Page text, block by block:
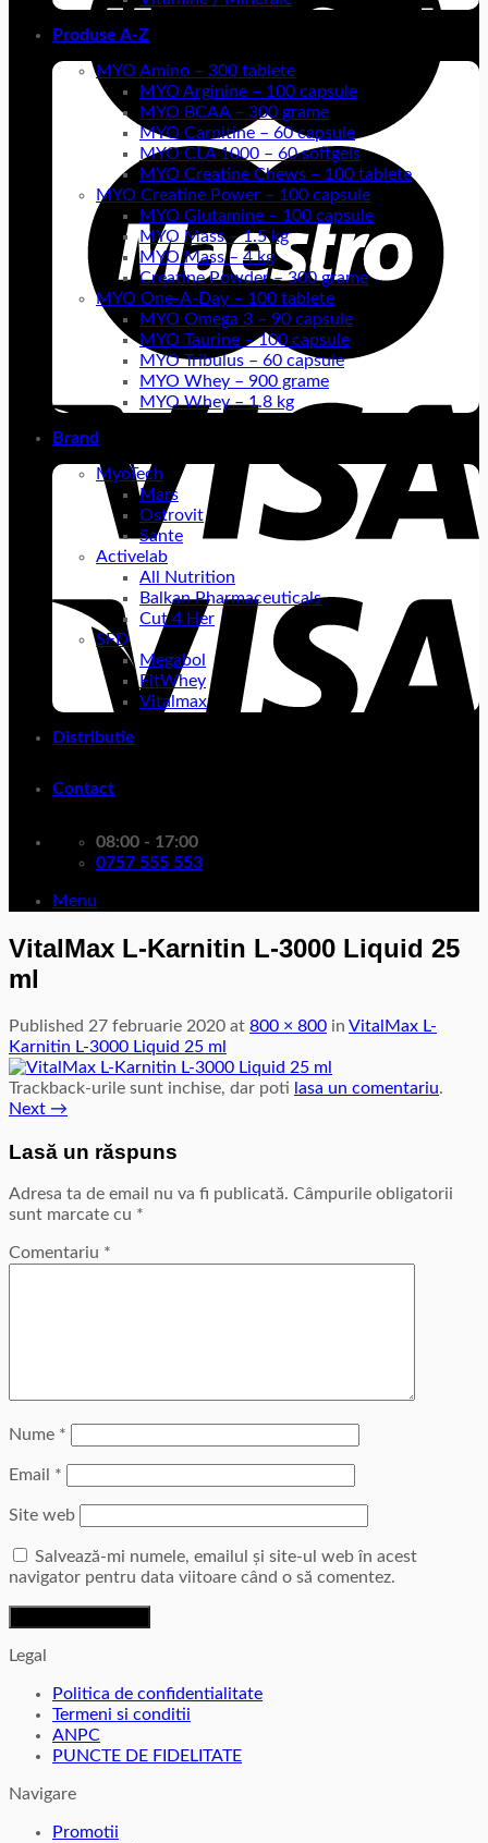
Produse A-Z
MYO Amino – 300 tablete
MYO Arginine – 100 capsule
MYO BCAA – 300 grame
MYO Carnitine – 60 capsule
MYO CLA 1000 – 60 softgels
MYO Creatine Chews – 100 tablete
MYO Creatine Power – 100 capsule
MYO Glutamine – 100 capsule
MYO Mass – 1.5 kg
MYO Mass – 4 kg
Creatine Powder – 300 grame
MYO One-A-Day – 100 tablete
MYO Omega 3 – 90 capsule
MYO Taurine – 100 capsule
MYO Tribulus – 60 capsule
MYO Whey – 900 grame
MYO Whey – 1.8 kg
Brand
MyoTech
Mars
Ostrovit
Sante
Activelab
All Nutrition
Balkan Pharmaceuticals
Cut 4 Her
SFD
Megabol
FitWhey
Vitalmax
Distributie
Contact
08:00 - 17:00
0757 555 553
Menu
VitalMax L-Karnitin L-3000 Liquid 25
ml
Published 27 februarie 2020 at 800 × 800 in VitalMax L-
Karnitin L-3000 Liquid 25 ml
Trackback-urile sunt inchise, dar poti lasa un comentariu.
Next →
Lasă un răspuns
Adresa ta de email nu va fi publicată. Câmpurile obligatorii
sunt marcate cu *
Comentariu *
Nume *
Email *
Site web
Salvează-mi numele, emailul și site-ul web în acest
navigator pentru data viitoare când o să comentez.
Legal
Politica de confidentialitate
Termeni si conditii
ANPC
PUNCTE DE FIDELITATE
Navigare
Promotii